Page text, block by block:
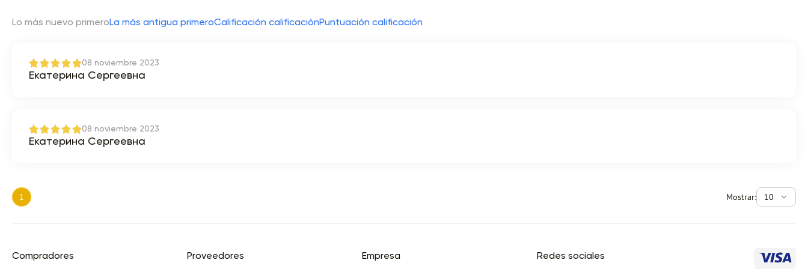
Lo más nuevo primeroLa más antigua primeroCalificación calificaciónPuntuación calificación
08 noviembre 2023
Екатерина Сергеевна
08 noviembre 2023
Екатерина Сергеевна
1 Mostrar: 10
Compradores Proveedores Empresa Redes sociales